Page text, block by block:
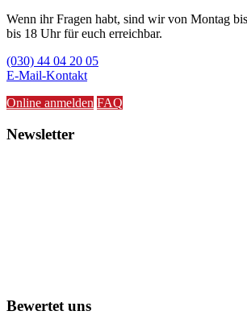
Wenn ihr Fragen habt, sind wir von Montag
bis 18 Uhr für euch erreichbar.
(030) 44 04 20 05
E-Mail-Kontakt
Online anmelden FAQ
Newsletter
Bewertet uns